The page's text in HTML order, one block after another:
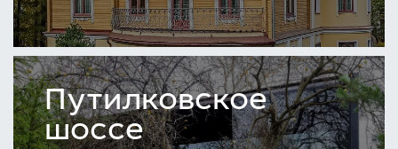
Путилковское
шоссе